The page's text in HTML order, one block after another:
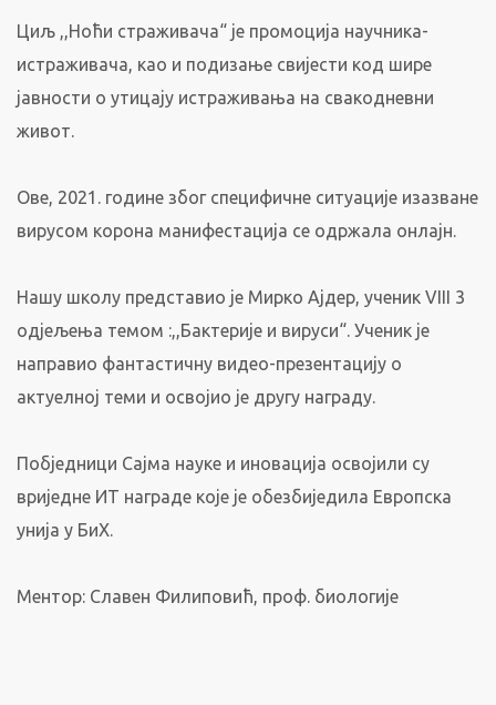
Циљ ,,Ноћи страживача“ је промоција научника-
истраживача, као и подизање свијести код шире
јавности о утицају истраживања на свакодневни
живот.
Ове, 2021. године због специфичне ситуације изазване
вирусом корона манифестација се одржала онлајн.
Нашу школу представио је Мирко Ајдер, ученик VIII 3
одјељења темом :,,Бактерије и вируси“. Ученик је
направио фантастичну видео-презентацију о
актуелној теми и освојио је другу награду.
Побједници Сајма науке и иновација освојили су
вриједне ИТ награде које је обезбиједила Европска
унија у БиХ.
Ментор: Славен Филиповић, проф. биологије